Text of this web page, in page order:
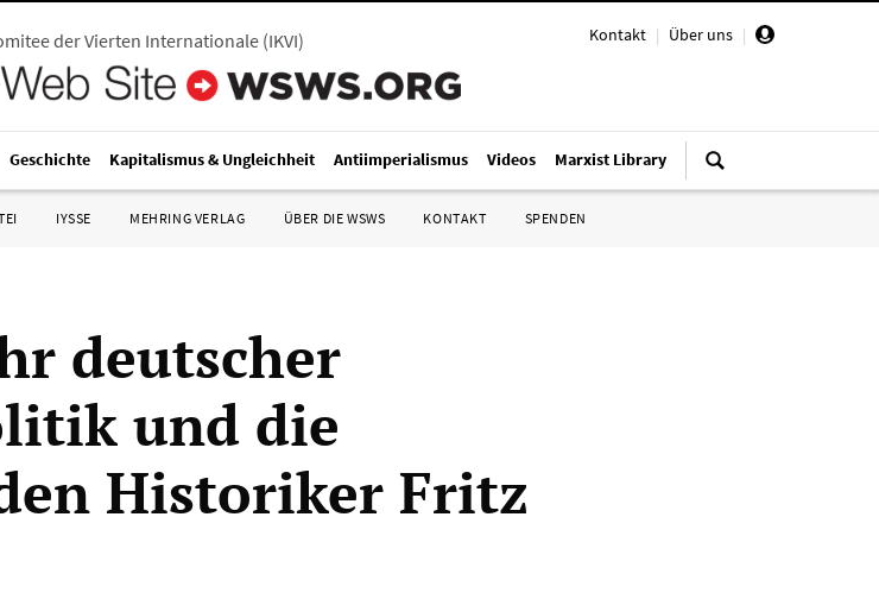
Kontakt | Über uns |
der Vierten Internationale(IKVI)
Geschichte Kapitalismus & Ungleichheit Antiimperialismus Videos Marxist Library
IYSSE MEHRING VERLAG ÜBER DIE WSWS KONTAKT SPENDEN
deutscher
und die
Historiker Fritz